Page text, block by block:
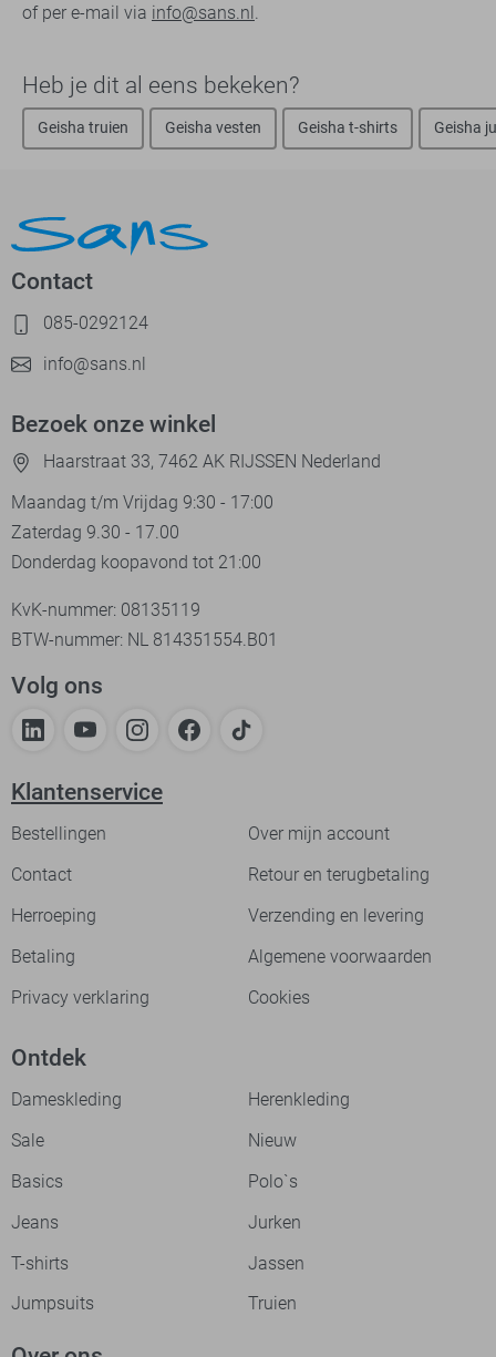
of per e-mail via info@sans.nl.
Heb je dit al eens bekeken?
Geisha truien Geisha vesten Geisha t-shirts Geisha
Contact
085-0292124
info@sans.nl
Bezoek onze winkel
Haarstraat 33, 7462 AK RIJSSEN Nederland
Maandag t/m Vrijdag 9:30 - 17:00
Zaterdag 9.30 - 17.00
Donderdag koopavond tot 21:00
KvK-nummer: 08135119
BTW-nummer: NL 814351554.B01
Volg ons
Klantenservice
Bestellingen
Over mijn account
Contact
Retour en terugbetaling
Herroeping
Verzending en levering
Betaling
Algemene voorwaarden
Privacy verklaring
Cookies
Ontdek
Dameskleding
Herenkleding
Sale
Nieuw
Basics
Polo`s
Jeans
Jurken
T-shirts
Jassen
Jumpsuits
Truien